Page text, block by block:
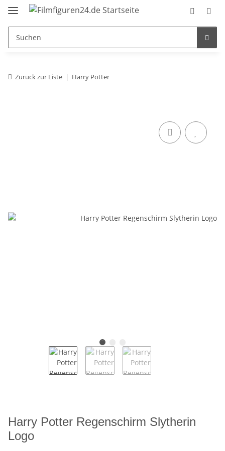
Zurück zur Liste Harry Potter
Harry Potter Regenschirm Slytherin
Logo